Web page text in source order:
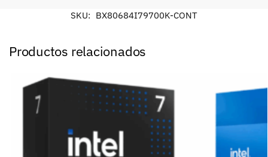
SKU: BX80684I79700K-CONT
Productos relacionados